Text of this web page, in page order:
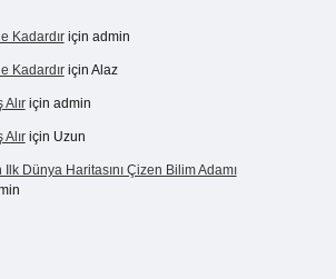
Kadardıriçin admin
Kadardıriçin Alaz
için admin
için Uzun
Dünya Haritasını Çizen Bilim Adamı